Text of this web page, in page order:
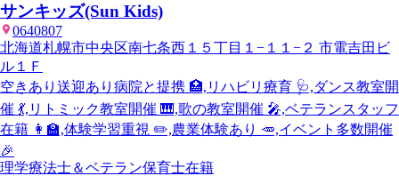
サンキッズ(Sun Kids)
0640807
北海道札幌市中央区南七条西１５丁目１−１１−２ 市電吉田ビ
ル１Ｆ
空きあり 送迎あり 病院と提携 🏥,リハビリ療育 🩺,ダンス教室開
催 💃,リトミック教室開催 🎹,歌の教室開催 🎤,ベテランスタッフ
在籍 👩‍🏫,体験学習重視 ✏️,農業体験あり 🥕,イベント多数開催
🎉
理学療法士＆ベテラン保育士在籍